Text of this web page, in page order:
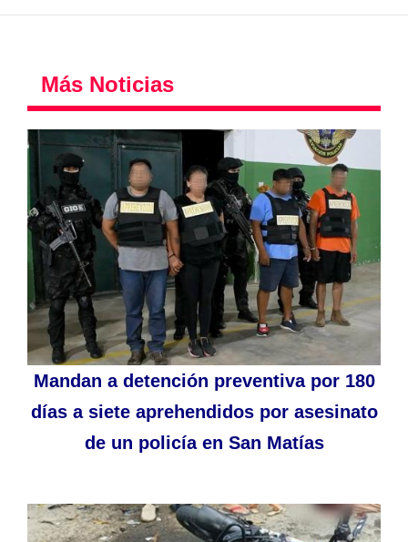
Más Noticias
Mandan a detención preventiva por 180
días a siete aprehendidos por asesinato
de un policía en San Matías